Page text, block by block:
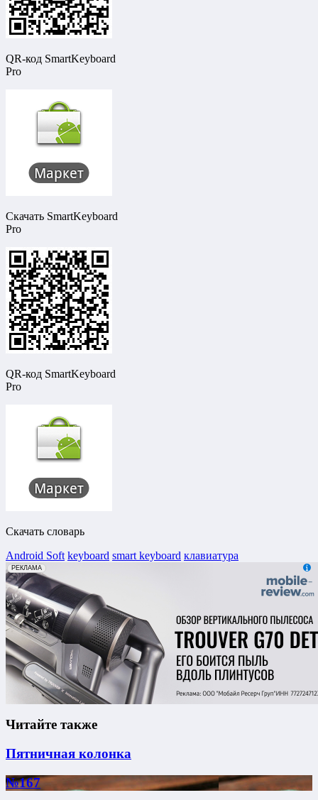
QR-код SmartKeyboard
Pro
Скачать SmartKeyboard
Pro
QR-код SmartKeyboard
Pro
Скачать cловарь
Android Soft keyboard smart keyboard клавиатура
erid: 2VfnxxmNzs5
РЕКЛАМА
Читайте также
Пятничная колонка
№167